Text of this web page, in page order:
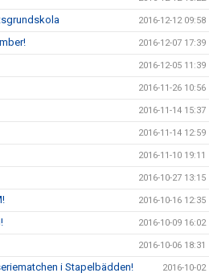
2016-12-12 09:58
2016-12-07 17:39
2016-12-05 11:39
2016-11-26 10:56
2016-11-14 15:37
2016-11-14 12:59
2016-11-10 19:11
2016-10-27 13:15
2016-10-16 12:35
2016-10-09 16:02
2016-10-06 18:31
i Stapelbädden! 2016-10-02